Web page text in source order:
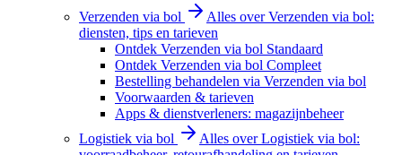
Verzenden via bol
Alles over Verzenden via bol:
diensten, tips en tarieven
Ontdek Verzenden via bol Standaard
Ontdek Verzenden via bol Compleet
Bestelling behandelen via Verzenden via bol
Voorwaarden & tarieven
Apps & dienstverleners: magazijnbeheer
Logistiek via bol
Alles over Logistiek via bol: